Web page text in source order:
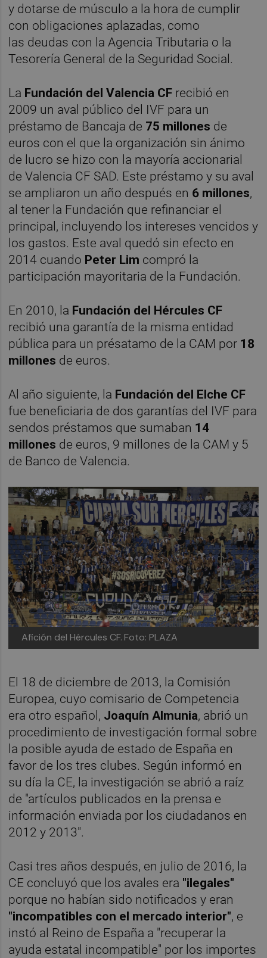
y dotarse de músculo a la hora de cumplir
con obligaciones aplazadas, como
las deudas con la Agencia Tributaria o la
Tesorería General de la Seguridad Social.
La Fundación del Valencia CF recibió en
2009 un aval público del IVF para un
préstamo de Bancaja de 75 millones de
euros con el que la organización sin ánimo
de lucro se hizo con la mayoría accionarial
de Valencia CF SAD. Este préstamo y su aval
se ampliaron un año después en 6 millones,
al tener la Fundación que refinanciar el
principal, incluyendo los intereses vencidos y
los gastos. Este aval quedó sin efecto en
2014 cuando Peter Lim compró la
participación mayoritaria de la Fundación.
En 2010, la Fundación del Hércules CF
recibió una garantía de la misma entidad
pública para un présatamo de la CAM por 18
millones de euros.
Al año siguiente, la Fundación del Elche CF
fue beneficiaria de dos garantías del IVF para
sendos préstamos que sumaban 14
millones de euros, 9 millones de la CAM y 5
de Banco de Valencia.
Afición del Hércules CF. Foto: PLAZA
El 18 de diciembre de 2013, la Comisión
Europea, cuyo comisario de Competencia
era otro español, Joaquín Almunia, abrió un
procedimiento de investigación formal sobre
la posible ayuda de estado de España en
favor de los tres clubes. Según informó en
su día la CE, la investigación se abrió a raíz
de "artículos publicados en la prensa e
información enviada por los ciudadanos en
2012 y 2013".
Casi tres años después, en julio de 2016, la
CE concluyó que los avales era "ilegales"
porque no habían sido notificados y eran
"incompatibles con el mercado interior", e
instó al Reino de España a "recuperar la
ayuda estatal incompatible" por los importes